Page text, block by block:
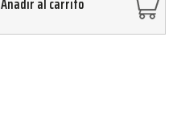
Añadir al carrito